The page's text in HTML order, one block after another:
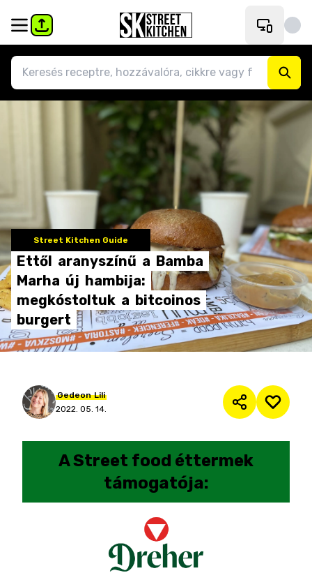
Street Kitchen Guide
Ettől aranyszínű a Bamba
Marha új hambija:
megkóstoltuk a bitcoinos
burgert
Gedeon Lili
2022. 05. 14.
AStreet food éttermek
támogatója: